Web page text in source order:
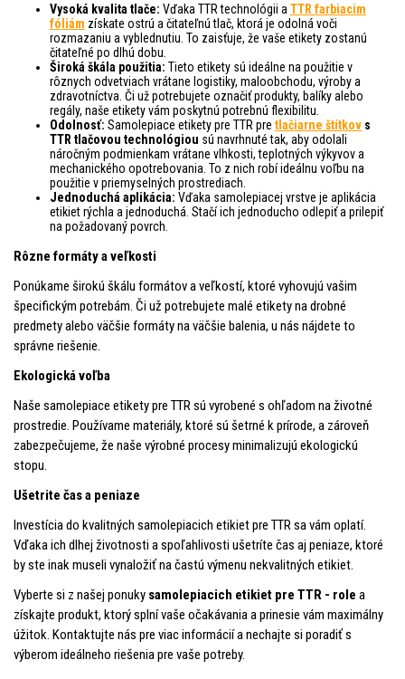
Vysoká kvalita tlače: Vďaka TTR technológii a TTR farbiacim
fóliám získate ostrú a čitateľnú tlač, ktorá je odolná voči
rozmazaniu a vyblednutiu. To zaisťuje, že vaše etikety zostanú
čitateľné po dlhú dobu.
Široká škála použitia: Tieto etikety sú ideálne na použitie v
rôznych odvetviach vrátane logistiky, maloobchodu, výroby a
zdravotníctva. Či už potrebujete označiť produkty, balíky alebo
regály, naše etikety vám poskytnú potrebnú flexibilitu.
Odolnosť: Samolepiace etikety pre TTR pre tlačiarne štítkov s
TTR tlačovou technológiou sú navrhnuté tak, aby odolali
náročným podmienkam vrátane vlhkosti, teplotných výkyvov a
mechanického opotrebovania. To z nich robí ideálnu voľbu na
použitie v priemyselných prostrediach.
Jednoduchá aplikácia: Vďaka samolepiacej vrstve je aplikácia
etikiet rýchla a jednoduchá. Stačí ich jednoducho odlepiť a prilepiť
na požadovaný povrch.
Rôzne formáty a veľkosti
Ponúkame širokú škálu formátov a veľkostí, ktoré vyhovujú vašim
špecifickým potrebám. Či už potrebujete malé etikety na drobné
predmety alebo väčšie formáty na väčšie balenia, u nás nájdete to
správne riešenie.
Ekologická voľba
Naše samolepiace etikety pre TTR sú vyrobené s ohľadom na životné
prostredie. Používame materiály, ktoré sú šetrné k prírode, a zároveň
zabezpečujeme, že naše výrobné procesy minimalizujú ekologickú
stopu.
Ušetrite čas a peniaze
Investícia do kvalitných samolepiacich etikiet pre TTR sa vám oplatí.
Vďaka ich dlhej životnosti a spoľahlivosti ušetríte čas aj peniaze, ktoré
by ste inak museli vynaložiť na častú výmenu nekvalitných etikiet.
Vyberte si z našej ponuky samolepiacich etikiet pre TTR - role a
získajte produkt, ktorý splní vaše očakávania a prinesie vám maximálny
úžitok. Kontaktujte nás pre viac informácií a nechajte si poradiť s
výberom ideálneho riešenia pre vaše potreby.